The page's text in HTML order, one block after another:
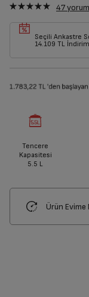
47yorum
Seçili Ankastre
14.109 TL
Tencere
Kapasitesi
5.5 L
Ürün Evime